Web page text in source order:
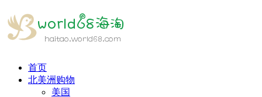
首页
北美洲购物
美国